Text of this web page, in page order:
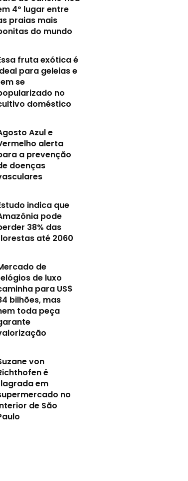
4º lugar entre
praias mais
do mundo
fruta exótica é
para geleias e
se
no
doméstico
Azul e
alerta
a prevenção
doenças
indica que
pode
38% das
até 2060
de
de luxo
para US$
bilhões, mas
toda peça
von
é
em
no
de São